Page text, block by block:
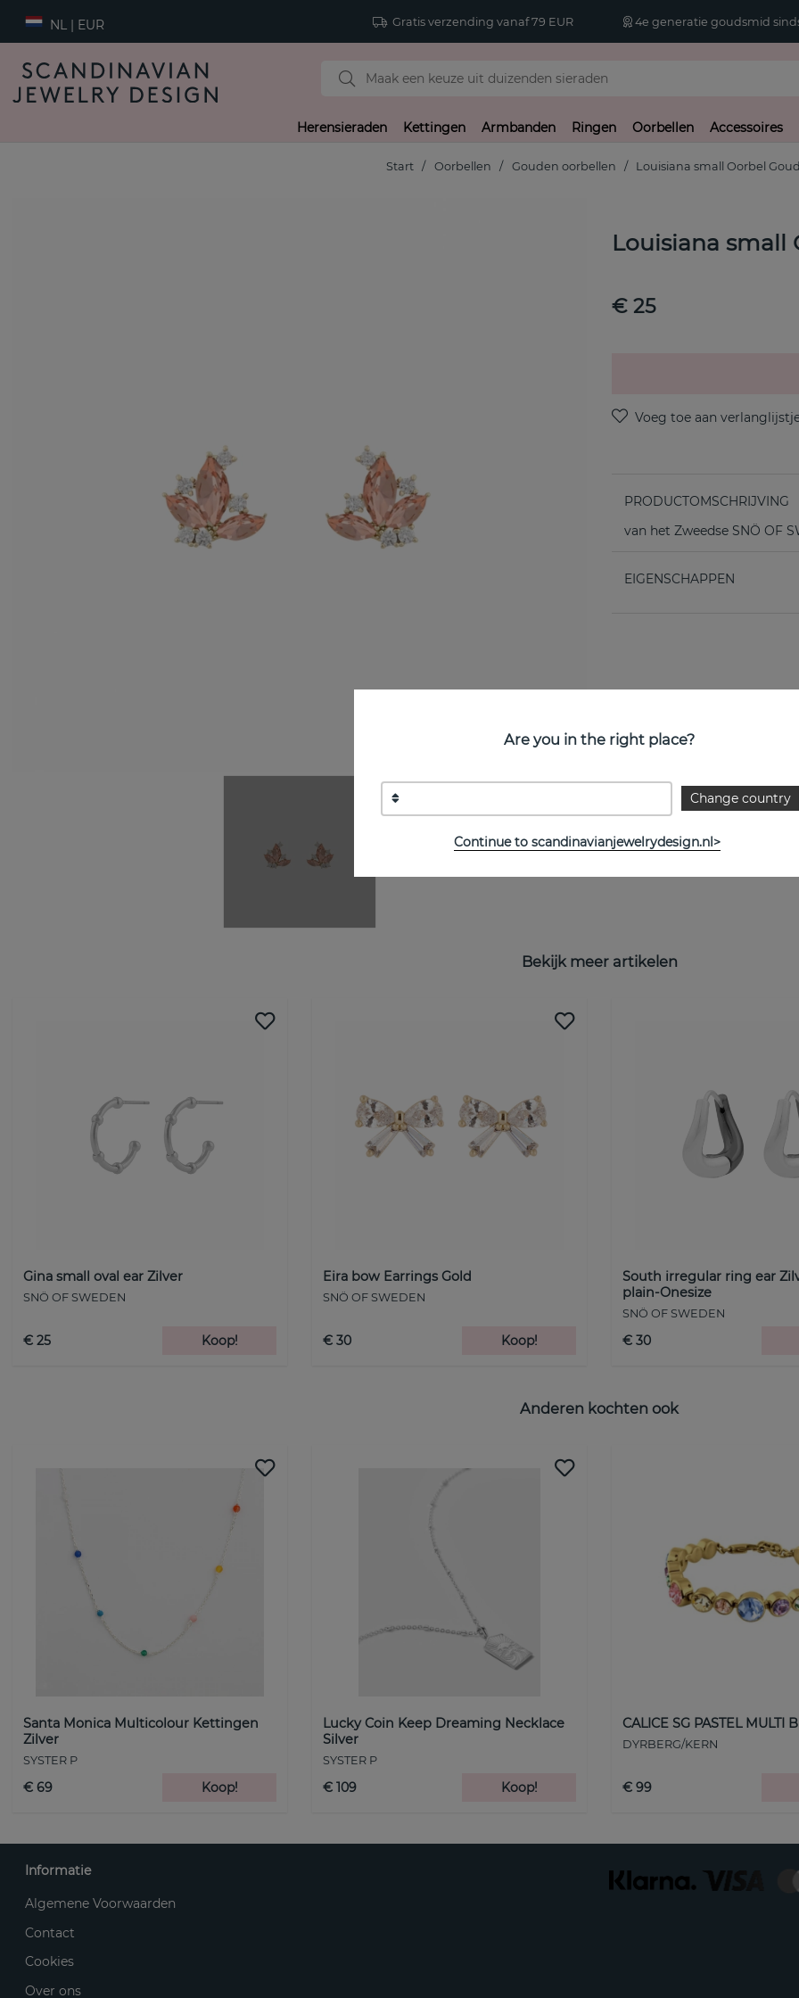
NL | EUR Gratis verzending vanaf 79 EUR 4e generatie goudsmid sinds
Herensieraden Kettingen Armbanden Ringen Oorbellen Accessoires
Start Oorbellen Gouden oorbellen Louisiana small Oorbel Goud
Louisiana small
€ 25
PRODUCTOMSCHRIJVING
van het Zweedse SNÖ OF
EIGENSCHAPPEN
Bekijk meer artikelen
Gina small oval ear Zilver
SNÖ OF SWEDEN
€ 25 Koop!
Eira bow Earrings Gold
SNÖ OF SWEDEN
€ 30 Koop!
South irregular ring ear
plain-Onesize
SNÖ OF SWEDEN
€ 30
Anderen kochten ook
Santa Monica Multicolour Kettingen
Zilver
SYSTER P
€ 69 Koop!
Lucky Coin Keep Dreaming Necklace
Silver
SYSTER P
€ 109 Koop!
CALICE SG PASTEL MULTI
DYRBERG/KERN
€ 99
Are you in the right place?
Change country
Continue to scandinavianjewelrydesign.nl>
Informatie
Algemene Voorwaarden
Contact
Cookies
Over ons